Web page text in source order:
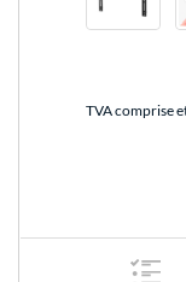
TVA comprise